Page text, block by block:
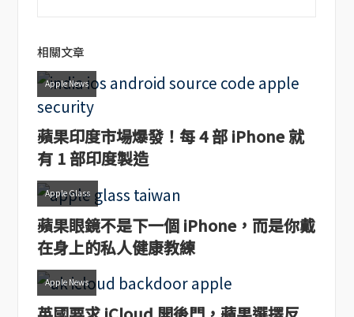
相關文章
Apple News
蘋果印度市場爆發！每 4 部 iPhone 就
有 1 部印度製造
Apple Glass
蘋果眼鏡不是下一個 iPhone，而是你戴
在身上的私人健康教練
Apple News